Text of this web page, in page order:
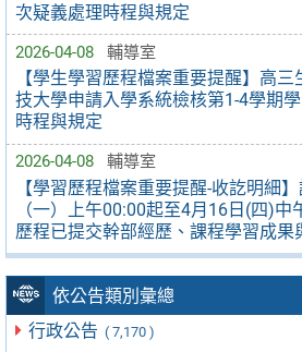
次疑義處理時程與規定
2026-04-08 輔導室
【學生學習歷程檔案重要提醒】高
技大學申請入學系統檢核第1-4學期
時程與規定
2026-04-08 輔導室
【學習歷程檔案重要提醒-收訖明細
（一）上午00:00起至4月16日(四)
歷程已提交幹部經歷、課程學習成果
依公告類別彙總
行政公告 ( 7,170 )